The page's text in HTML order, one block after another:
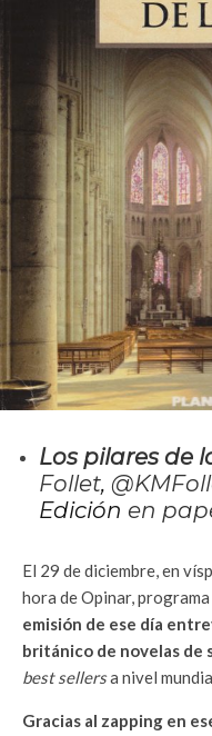
Los pilares de
Follet,
Edición en
El 29 de diciembre, en
hora de Opinar,
emisión de ese día
británico de novelas de
best sellersa nivel
Gracias al zapping en